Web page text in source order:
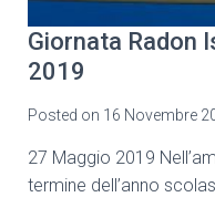
Giornata Radon
2019
Posted on 16 Novembre
27 Maggio 2019
termine dell’anno